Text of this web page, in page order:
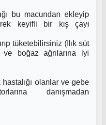
bu macundan ekleyip
keyifli bir kış çayı
tüketebilirsiniz (Ilık süt
ve boğaz ağrılarına iyi
olanlar ve gebe
danışmadan